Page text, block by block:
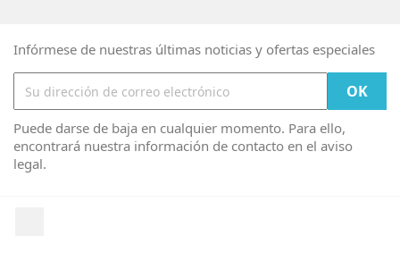
Infórmese de nuestras últimas noticias y ofertas especiales
Puede darse de baja en cualquier momento. Para ello,
encontrará nuestra información de contacto en el aviso
legal.